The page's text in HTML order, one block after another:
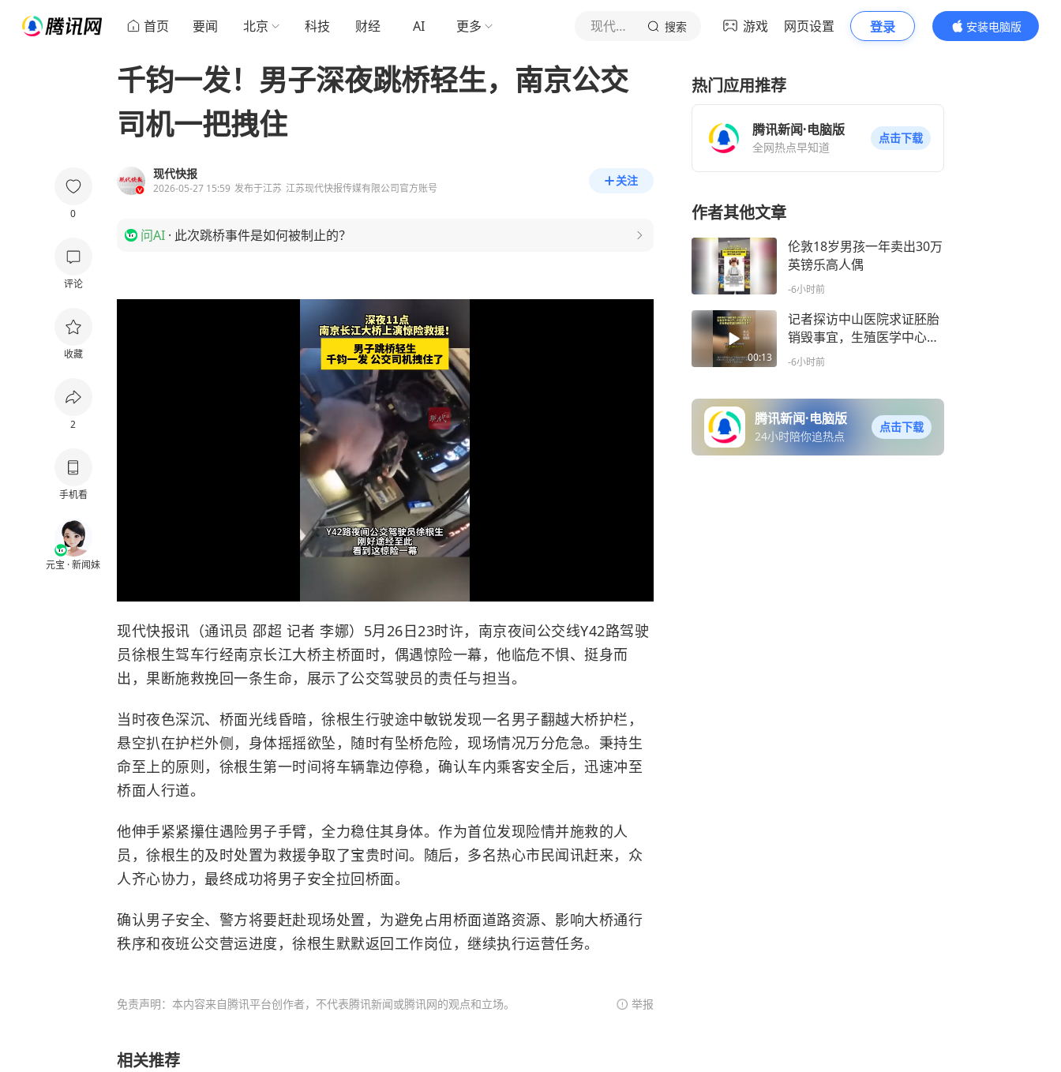
首页 要闻 北京 科技 财经 AI 更多 现代快报 搜索 游戏 网页设置 登录
安装电脑版
内容更精彩
0
评论
收藏
2
手机看
元宝 · 新闻妹
千钧一发！男子深夜跳桥轻生，南京公交
司机一把拽住
现代快报
2026-05-27 15:59 发布于江苏 江苏现代快报传媒有限公司官方账号
关注
问AI · 此次跳桥事件是如何被制止的？
现代快报讯（通讯员 邵超 记者 李娜）5月26日23时许，南京夜间公交线Y42路驾驶
员徐根生驾车行经南京长江大桥主桥面时，偶遇惊险一幕，他临危不惧、挺身而
出，果断施救挽回一条生命，展示了公交驾驶员的责任与担当。
当时夜色深沉、桥面光线昏暗，徐根生行驶途中敏锐发现一名男子翻越大桥护栏，
悬空扒在护栏外侧，身体摇摇欲坠，随时有坠桥危险，现场情况万分危急。秉持生
命至上的原则，徐根生第一时间将车辆靠边停稳，确认车内乘客安全后，迅速冲至
桥面人行道。
他伸手紧紧攥住遇险男子手臂，全力稳住其身体。作为首位发现险情并施救的人
员，徐根生的及时处置为救援争取了宝贵时间。随后，多名热心市民闻讯赶来，众
人齐心协力，最终成功将男子安全拉回桥面。
确认男子安全、警方将要赶赴现场处置，为避免占用桥面道路资源、影响大桥通行
秩序和夜班公交营运进度，徐根生默默返回工作岗位，继续执行运营任务。
免责声明：本内容来自腾讯平台创作者，不代表腾讯新闻或腾讯网的观点和立场。 举报
相关推荐
热门应用推荐
腾讯新闻·电脑版
全网热点早知道
点击下载
作者其他文章
伦敦18岁男孩一年卖出30万
英镑乐高人偶
-6小时前
00:13
记者探访中山医院求证胚胎
销毁事宜，生殖医学中心不
少市民前来就诊，还有患者
-6小时前
腾讯新闻·电脑版
24小时陪你追热点
点击下载